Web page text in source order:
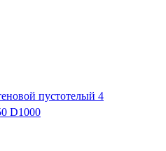
пустотелый 4
D1000